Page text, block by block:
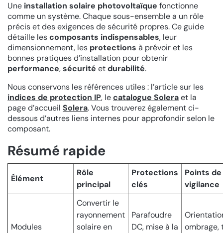
Une installation solaire photovoltaïque fonctionne
comme un système. Chaque sous-ensemble a un rôle
précis et des exigences de sécurité propres. Ce guide
détaille lescomposants indispensables, leur
dimensionnement, les protections à prévoir et les
bonnes pratiques d’installation pour obtenir
performance,sécurité etdurabilité.
Nous conservons les références utiles : l’article sur les
indices de protection IP, lecatalogue Soleraet la
page d’accueil Solera. Vous trouverez également ci-
dessous d’autres liens internes pour approfondir selon le
composant.
Résumé rapide
Élément
Rôle
principal
Protections
clés
Points de
vigilance
Modules
Convertir le
rayonnement
solaire en
Parafoudre
DC, mise à la
ombrage,